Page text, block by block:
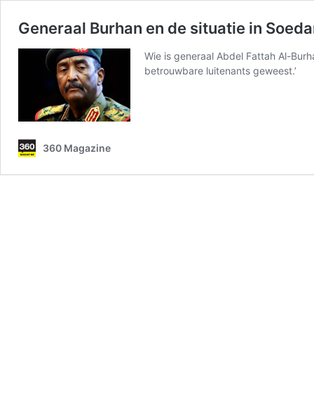
Generaal Burhan en de situatie in
Wie is generaal Abdel Fattah Al-
betrouwbare luitenants geweest.’
360 Magazine